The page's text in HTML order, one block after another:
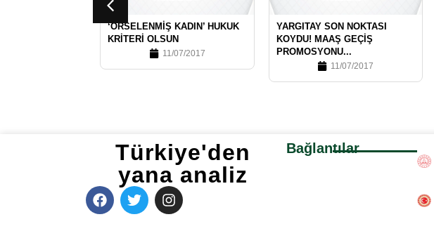
‘ÖRSELENMIŞ KADIN’ HUKUK
KRITERI OLSUN
11/07/2017
YARGITAY SON NOKTASI
KOYDU! MAAŞ GEÇIŞ
PROMOSYONU...
11/07/2017
Türkiye'den
yana analiz
Bağlantılar